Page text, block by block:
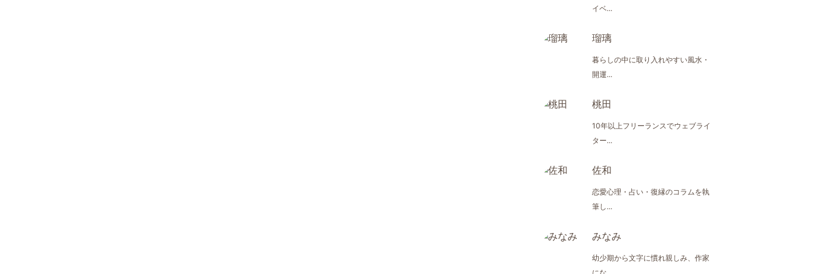
イベ...
瑠璃
暮らしの中に取り入れやすい風水・
開運...
桃田
10年以上フリーランスでウェブライ
ター...
佐和
恋愛心理・占い・復縁のコラムを執
筆し...
みなみ
幼少期から文字に慣れ親しみ、作家